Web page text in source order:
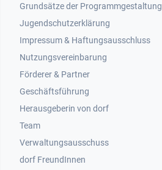
Grundsätze der Programmgestaltung
Jugendschutzerklärung
Impressum & Haftungsausschluss
Nutzungsvereinbarung
Footer 2
Förderer & Partner
Geschäftsführung
Herausgeberin von dorf
Team
Verwaltungsausschuss
dorf FreundInnen